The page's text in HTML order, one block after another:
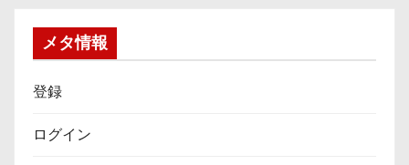
メタ情報
登録
ログイン